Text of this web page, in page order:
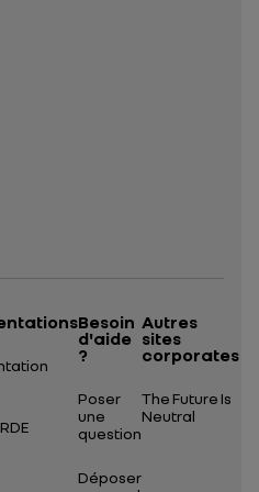
Besoin
d'aide
?
Poser
une
question
Déposer
Autres
sites
corporates
The Future Is
Neutral